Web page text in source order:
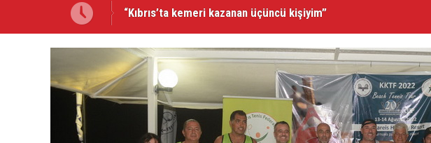
Lefkoşa’da ralli heyecanı yaşanacak